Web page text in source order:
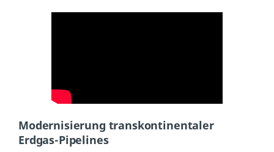
Modernisierung transkontinentaler
Erdgas-Pipelines